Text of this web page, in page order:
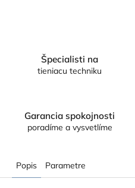
Špecialisti na
tieniacu techniku
Garancia spokojnosti
poradíme a vysvetlíme
Popis Parametre